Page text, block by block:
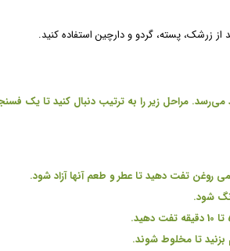
زرشک، پسته، گردو و دارچین استفاده کنید.
مراحل زیر را به ترتیب دنبال کنید تا یک
روغن تفت دهید تا عطر و طعم آنها آزاد شود.
شود.
.
بزنید تا مخلوط شوند.